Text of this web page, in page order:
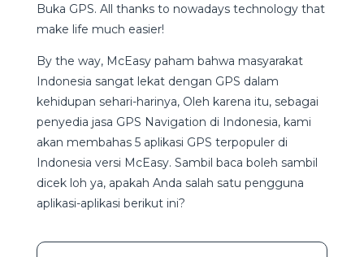
Buka GPS. All thanks to nowadays technology that
make life much easier!
By the way, McEasy paham bahwa masyarakat
Indonesia sangat lekat dengan GPS dalam
kehidupan sehari-harinya, Oleh karena itu, sebagai
penyedia jasa GPS Navigation di Indonesia, kami
akan membahas 5 aplikasi GPS terpopuler di
Indonesia versi McEasy. Sambil baca boleh sambil
dicek loh ya, apakah Anda salah satu pengguna
aplikasi-aplikasi berikut ini?